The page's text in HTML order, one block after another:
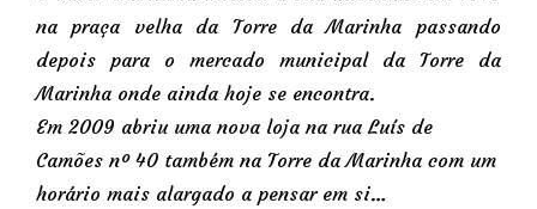
na praça velha da Torre da Marinha passando
depois para o mercado municipal da Torre da
Marinha onde ainda hoje se encontra.
Em 2009 abriu uma nova loja na rua Luís de
Camões nº 40 também na Torre da Marinha com um
horário mais alargado a pensar em si…